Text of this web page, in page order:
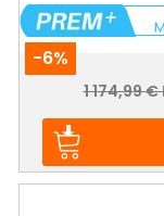
-6%
Prix
Prix
1 174,99 €